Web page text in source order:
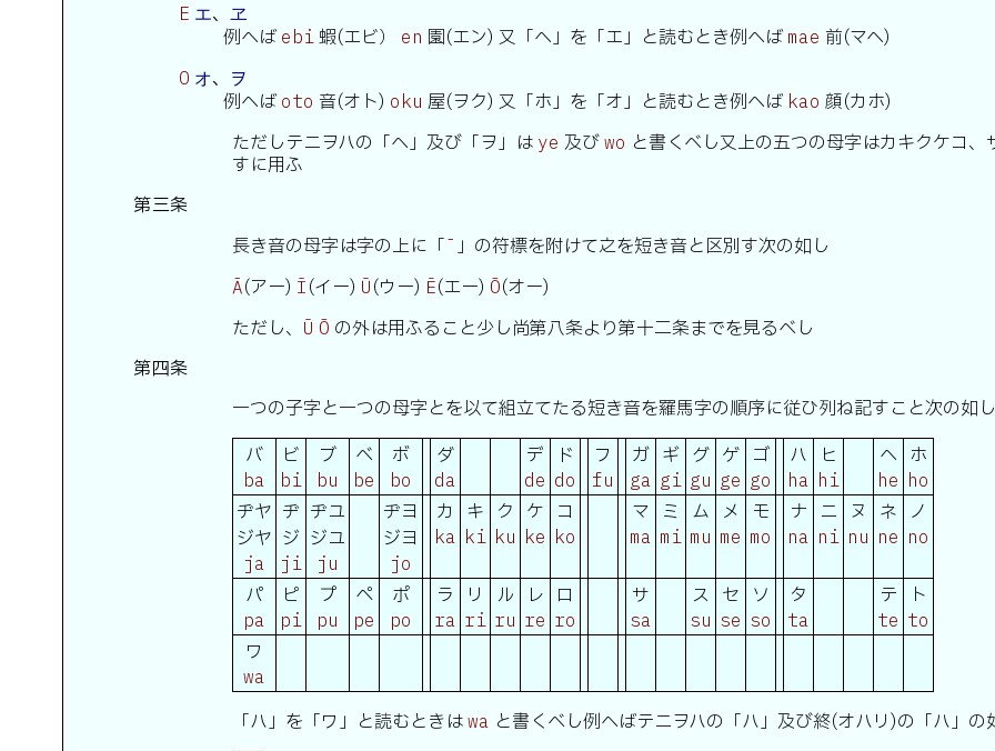
E エ、 ヱ
例へば ebi 蝦(エビ） en 園(エン) 又「ヘ」を「エ」と読むとき例へば mae 前(マヘ)
O オ、 ヲ
例へば oto 音(オト) oku 屋(ヲク) 又「ホ」を「オ」と読むとき例へば kao 顔(カホ)
ただしテニヲハの「ヘ」及び「ヲ」は ye 及び wo と書くべし又上の五つの母字はカキクケコ
すに用ふ
第三条
長き音の母字は字の上に「¯ 」の符標を附けて之を短き音と区別す次の如し
Ā(アー) Ī (イー) Ū (ウー) Ē(エー) Ō(オー)
ただし、 Ū Ō の外は用ふること少し尚第八条より第十二条までを見るべし
第四条
一つの子字と一つの母字とを以て組立てたる短き音を羅馬字の順序に従ひ列ね記すこと次の如し
バ
ba
ビ
bi
ブ
bu
ベ
be
ボ
bo
ダ
da
デ
de
ド
do
フ
fu
ガ
ga
ギ
gi
グ
gu
ゲ
ge
ゴ
go
ハ
ha
ヒ
hi
ヘ
he
ホ
ho
ヂヤ
ジヤ
ja
ヂ
ジ
ji
ヂユ
ジユ
ju
ヂヨ
ジヨ
jo
カ
ka
キ
ki
ク
ku
ケ
ke
コ
ko
マ
ma
ミ
mi
ム
mu
メ
me
モ
mo
ナ
na
ニ
ni
ヌ
nu
ネ
ne
ノ
no
パ
pa
ピ
pi
プ
pu
ペ
pe
ポ
po
ラ
ra
リ
ri
ル
ru
レ
re
ロ
ro
サ
sa
ス
su
セ
se
ソ
so
タ
ta
テ
te
ト
to
ワ
wa
「ハ」を「ワ」と読むときは wa と書くべし例へばテニヲハの「ハ」及び終(オハリ)の「ハ」の